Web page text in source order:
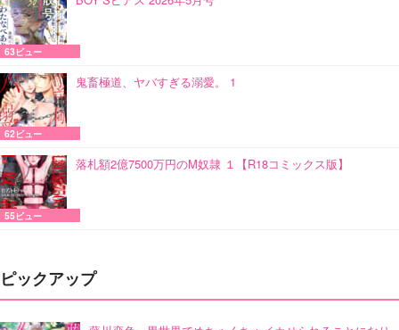
63ビュー
鬼畜極道、ヤバすぎる溺愛。 1
62ビュー
落札額2億7500万円のM奴隷 １【R18コミックス版】
55ビュー
ピックアップ